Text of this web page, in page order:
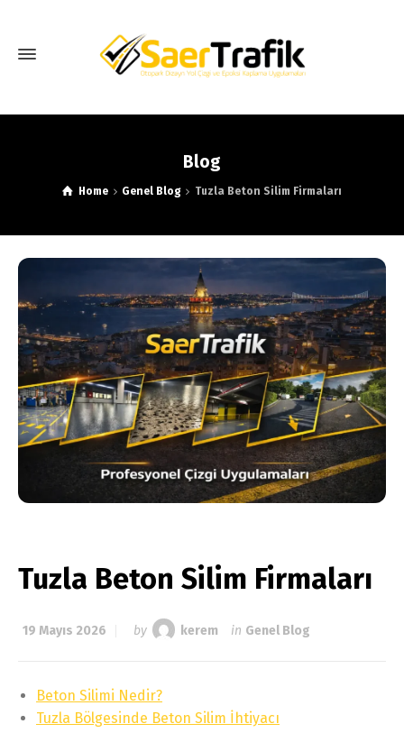
Blog
Home Genel Blog Tuzla Beton Silim Firmaları
Tuzla Beton Silim Firmaları
19 Mayıs 2026 by kerem in Genel Blog
Beton Silimi Nedir?
Tuzla Bölgesinde Beton Silim İhtiyacı